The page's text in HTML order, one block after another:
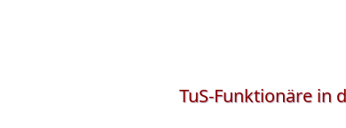
TuS-Funktionäre in